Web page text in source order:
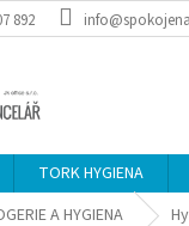
892
TORK HYGIENA
A HYGIENA